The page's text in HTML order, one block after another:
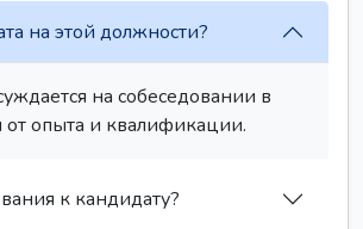
на этой должности?
на собеседовании в
от опыта и квалификации.
к кандидату?